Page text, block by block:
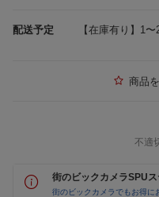
配送予定 【在庫有り】1
商品
不適
街のビックカメラSPU
街のビックカメラでもお得に